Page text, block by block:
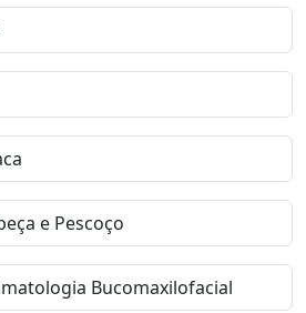
e Pescoço
Bucomaxilofacial